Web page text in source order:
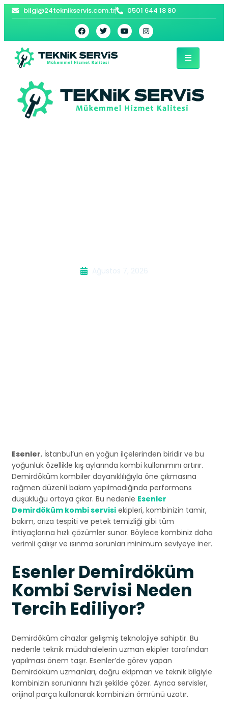
bilgi@24teknikservis.com.tr 0501 644 18 80
Ağustos 7, 2026
Esenler, İstanbul’un en yoğun ilçelerinden biridir ve bu
yoğunluk özellikle kış aylarında kombi kullanımını artırır.
Demirdöküm kombiler dayanıklılığıyla öne çıkmasına
rağmen düzenli bakım yapılmadığında performans
düşüklüğü ortaya çıkar. Bu nedenle Esenler
Demirdöküm kombi servisi ekipleri, kombinizin tamir,
bakım, arıza tespiti ve petek temizliği gibi tüm
ihtiyaçlarına hızlı çözümler sunar. Böylece kombiniz daha
verimli çalışır ve ısınma sorunları minimum seviyeye iner.
Esenler Demirdöküm
Kombi Servisi Neden
Tercih Ediliyor?
Demirdöküm cihazlar gelişmiş teknolojiye sahiptir. Bu
nedenle teknik müdahalelerin uzman ekipler tarafından
yapılması önem taşır. Esenler’de görev yapan
Demirdöküm uzmanları, doğru ekipman ve teknik bilgiyle
kombinizin sorunlarını hızlı şekilde çözer. Ayrıca servisler,
orijinal parça kullanarak kombinizin ömrünü uzatır.